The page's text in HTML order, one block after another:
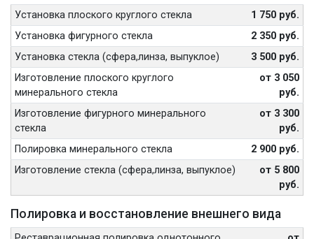
Установка плоского круглого стекла
1 750 руб.
Установка фигурного стекла
2 350 руб.
Установка стекла (сфера,линза, выпуклое)
3 500 руб.
Изготовление плоского круглого
минерального стекла
от 3 050
руб.
Изготовление фигурного минерального
стекла
от 3 300
руб.
Полировка минерального стекла
2 900 руб.
Изготовление стекла (сфера,линза, выпуклое)
от 5 800
руб.
Полировка и восстановление внешнего вида